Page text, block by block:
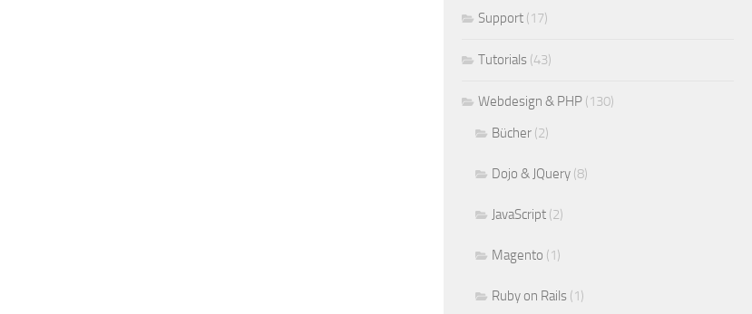
Support (17)
Tutorials (43)
Webdesign & PHP (130)
Bücher (2)
Dojo & JQuery (8)
JavaScript (2)
Magento (1)
Ruby on Rails (1)